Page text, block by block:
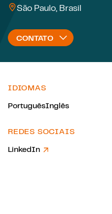
São Paulo, Brasil
CONTATO
IDIOMAS
PortuguêsInglês
REDES SOCIAIS
LinkedIn